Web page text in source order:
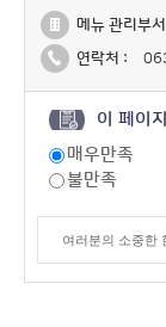
메뉴 관리부
연락처 :
이 페이
매우만족
불만족